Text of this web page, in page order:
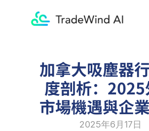
加拿大吸塵器
度剖析：2025
市場機遇與企
2025年6月17日